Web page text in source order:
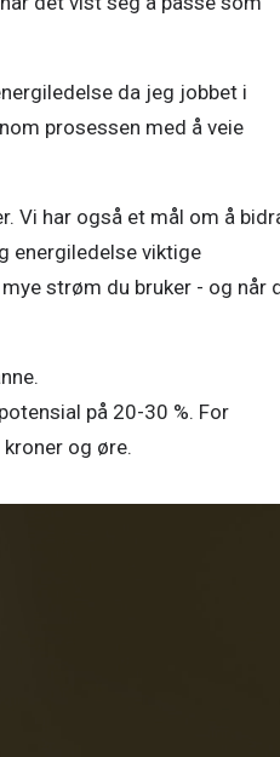
da jeg jobbet i
prosessen med å veie
Vi har også et mål om å
energiledelse viktige
strøm du bruker - og når
på 20-30 %. For
og øre.